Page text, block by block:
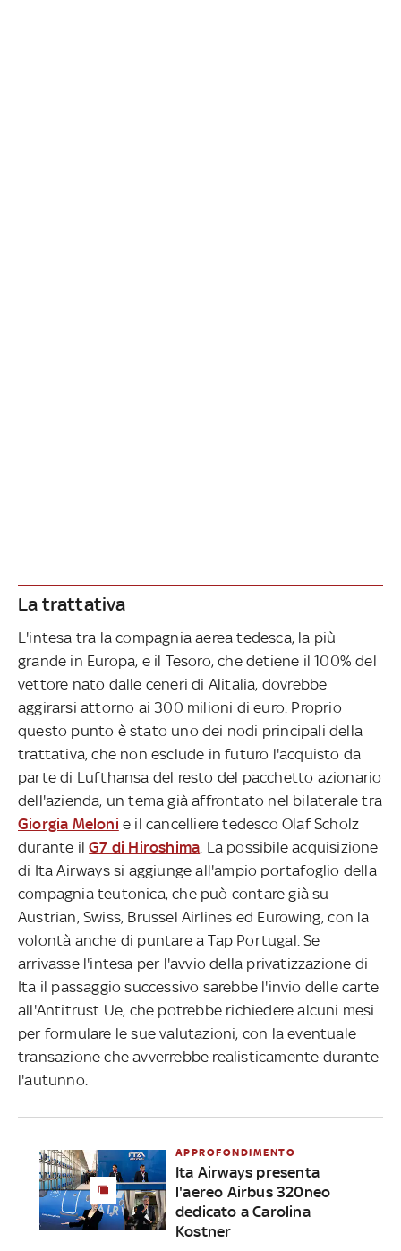
La trattativa
L'intesa tra la compagnia aerea tedesca, la più
grande in Europa, e il Tesoro, che detiene il 100% del
vettore nato dalle ceneri di Alitalia, dovrebbe
aggirarsi attorno ai 300 milioni di euro. Proprio
questo punto è stato uno dei nodi principali della
trattativa, che non esclude in futuro l'acquisto da
parte di Lufthansa del resto del pacchetto azionario
dell'azienda, un tema già affrontato nel bilaterale tra
Giorgia Meloni e il cancelliere tedesco Olaf Scholz
durante ilG7 di Hiroshima . La possibile acquisizione
di Ita Airways si aggiunge all'ampio portafoglio della
compagnia teutonica, che può contare già su
Austrian, Swiss, Brussel Airlines ed Eurowing, con la
volontà anche di puntare a Tap Portugal. Se
arrivasse l'intesa per l'avvio della privatizzazione di
Ita il passaggio successivo sarebbe l'invio delle carte
all'Antitrust Ue, che potrebbe richiedere alcuni mesi
per formulare le sue valutazioni, con la eventuale
transazione che avverrebbe realisticamente durante
l'autunno.
APPROFONDIMENTO
Ita Airways presenta
l'aereo Airbus 320neo
dedicato a Carolina
Kostner